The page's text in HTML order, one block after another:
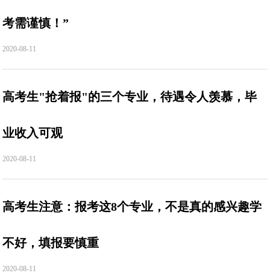
考需谨慎！”
2020-08-11
高考生"抢着报"的三个专业，待遇令人羡慕，毕
业收入可观
2020-08-11
高考生注意：报考这8个专业，不是真的感兴趣学
不好，填报要慎重
2020-08-11